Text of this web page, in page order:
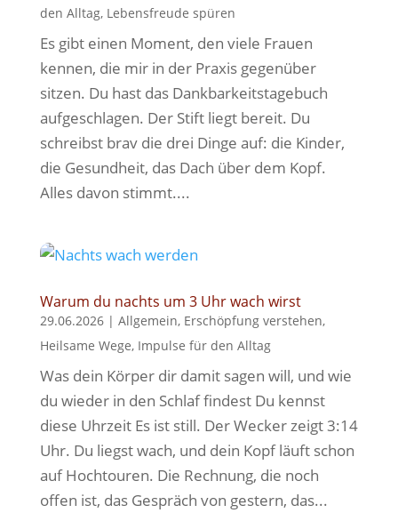
den Alltag, Lebensfreude spüren
Es gibt einen Moment, den viele Frauen
kennen, die mir in der Praxis gegenüber
sitzen. Du hast das Dankbarkeitstagebuch
aufgeschlagen. Der Stift liegt bereit. Du
schreibst brav die drei Dinge auf: die Kinder,
die Gesundheit, das Dach über dem Kopf.
Alles davon stimmt....
Warum du nachts um 3 Uhr wach wirst
29.06.2026| Allgemein, Erschöpfung verstehen,
Heilsame Wege, Impulse für den Alltag
Was dein Körper dir damit sagen will, und wie
du wieder in den Schlaf findest Du kennst
diese Uhrzeit Es ist still. Der Wecker zeigt 3:14
Uhr. Du liegst wach, und dein Kopf läuft schon
auf Hochtouren. Die Rechnung, die noch
offen ist, das Gespräch von gestern, das...